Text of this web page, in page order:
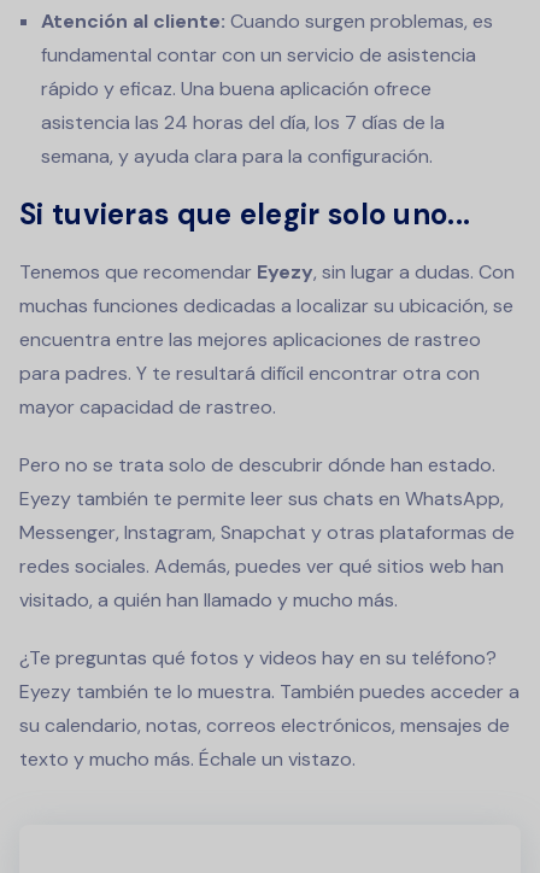
Atención al cliente: Cuando surgen problemas, es
fundamental contar con un servicio de asistencia
rápido y eficaz. Una buena aplicación ofrece
asistencia las 24 horas del día, los 7 días de la
semana, y ayuda clara para la configuración.
Si tuvieras que elegir solo uno...
Tenemos que recomendar Eyezy, sin lugar a dudas. Con
muchas funciones dedicadas a localizar su ubicación, se
encuentra entre las mejores aplicaciones de rastreo
para padres. Y te resultará difícil encontrar otra con
mayor capacidad de rastreo.
Pero no se trata solo de descubrir dónde han estado.
Eyezy también te permite leer sus chats en WhatsApp,
Messenger, Instagram, Snapchat y otras plataformas de
redes sociales. Además, puedes ver qué sitios web han
visitado, a quién han llamado y mucho más.
¿Te preguntas qué fotos y videos hay en su teléfono?
Eyezy también te lo muestra. También puedes acceder a
su calendario, notas, correos electrónicos, mensajes de
texto y mucho más. Échale un vistazo.